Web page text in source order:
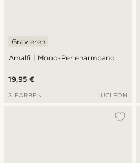
Amalfi | Mood-Perlenarmband
Gravieren
19,95 €
3 FARBEN LUCLEON